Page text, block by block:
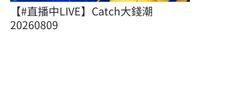
【#直播中LIVE】Catch大錢潮
20260809